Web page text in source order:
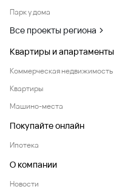
Парк у дома
Все проекты региона
Квартиры и апартаменты
Коммерческая недвижимость
Квартиры
Машино-места
Покупайте онлайн
Ипотека
О компании
Новости